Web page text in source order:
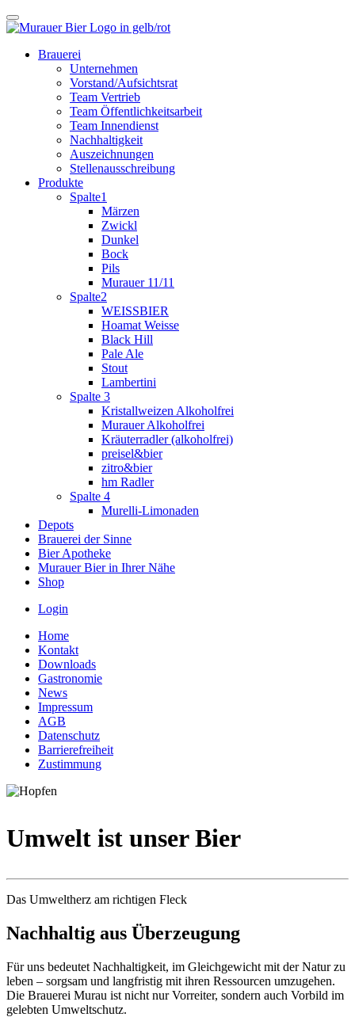
Brauerei
Unternehmen
Vorstand/Aufsichtsrat
Team Vertrieb
Team Öffentlichkeitsarbeit
Team Innendienst
Nachhaltigkeit
Auszeichnungen
Stellenausschreibung
Produkte
Spalte1
Märzen
Zwickl
Dunkel
Bock
Pils
Murauer 11/11
Spalte2
WEISSBIER
Hoamat Weisse
Black Hill
Pale Ale
Stout
Lambertini
Spalte 3
Kristallweizen Alkoholfrei
Murauer Alkoholfrei
Kräuterradler (alkoholfrei)
preisel&bier
zitro&bier
hm Radler
Spalte 4
Murelli-Limonaden
Depots
Brauerei der Sinne
Bier Apotheke
Murauer Bier in Ihrer Nähe
Shop
Login
Home
Kontakt
Downloads
Gastronomie
News
Impressum
AGB
Datenschutz
Barrierefreiheit
Zustimmung
Umwelt ist unser Bier
Das Umweltherz am richtigen Fleck
Nachhaltig aus Überzeugung
Für uns bedeutet Nachhaltigkeit, im Gleichgewicht mit der Natur zu
leben – sorgsam und langfristig mit ihren Ressourcen umzugehen.
Die Brauerei Murau ist nicht nur Vorreiter, sondern auch Vorbild im
gelebten Umweltschutz.